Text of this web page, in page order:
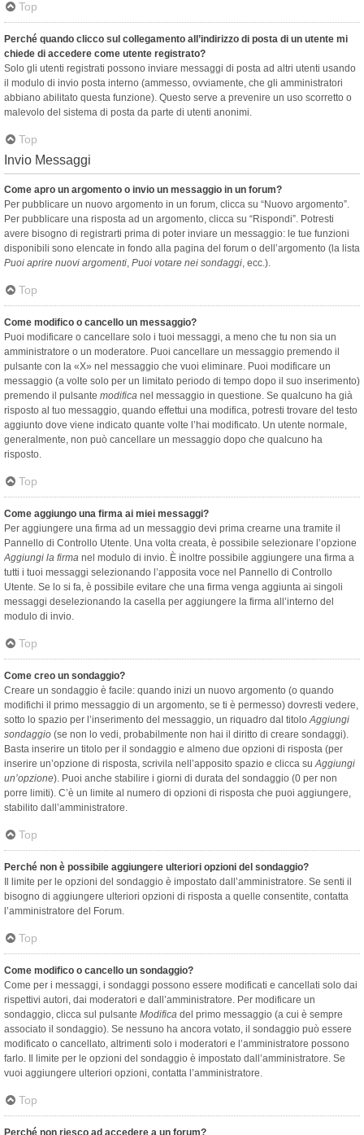
Top
Perché quando clicco sul collegamento all’indirizzo di posta di un utente mi
chiede di accedere come utente registrato?
Solo gli utenti registrati possono inviare messaggi di posta ad altri utenti usando
il modulo di invio posta interno (ammesso, ovviamente, che gli amministratori
abbiano abilitato questa funzione). Questo serve a prevenire un uso scorretto o
malevolo del sistema di posta da parte di utenti anonimi.
Top
Invio Messaggi
Come apro un argomento o invio un messaggio in un forum?
Per pubblicare un nuovo argomento in un forum, clicca su “Nuovo argomento”.
Per pubblicare una risposta ad un argomento, clicca su “Rispondi”. Potresti
avere bisogno di registrarti prima di poter inviare un messaggio: le tue funzioni
disponibili sono elencate in fondo alla pagina del forum o dell’argomento (la lista
Puoi aprire nuovi argomenti, Puoi votare nei sondaggi, ecc.).
Top
Come modifico o cancello un messaggio?
Puoi modificare o cancellare solo i tuoi messaggi, a meno che tu non sia un
amministratore o un moderatore. Puoi cancellare un messaggio premendo il
pulsante con la «X» nel messaggio che vuoi eliminare. Puoi modificare un
messaggio (a volte solo per un limitato periodo di tempo dopo il suo inserimento)
premendo il pulsante modifica nel messaggio in questione. Se qualcuno ha già
risposto al tuo messaggio, quando effettui una modifica, potresti trovare del testo
aggiunto dove viene indicato quante volte l’hai modificato. Un utente normale,
generalmente, non può cancellare un messaggio dopo che qualcuno ha
risposto.
Top
Come aggiungo una firma ai miei messaggi?
Per aggiungere una firma ad un messaggio devi prima crearne una tramite il
Pannello di Controllo Utente. Una volta creata, è possibile selezionare l’opzione
Aggiungi la firma nel modulo di invio. È inoltre possibile aggiungere una firma a
tutti i tuoi messaggi selezionando l’apposita voce nel Pannello di Controllo
Utente. Se lo si fa, è possibile evitare che una firma venga aggiunta ai singoli
messaggi deselezionando la casella per aggiungere la firma all’interno del
modulo di invio.
Top
Come creo un sondaggio?
Creare un sondaggio è facile: quando inizi un nuovo argomento (o quando
modifichi il primo messaggio di un argomento, se ti è permesso) dovresti vedere,
sotto lo spazio per l’inserimento del messaggio, un riquadro dal titoloAggiungi
sondaggio (se non lo vedi, probabilmente non hai il diritto di creare sondaggi).
Basta inserire un titolo per il sondaggio e almeno due opzioni di risposta (per
inserire un’opzione di risposta, scrivila nell’apposito spazio e clicca suAggiungi
un’opzione). Puoi anche stabilire i giorni di durata del sondaggio (0 per non
porre limiti). C’è un limite al numero di opzioni di risposta che puoi aggiungere,
stabilito dall’amministratore.
Top
Perché non è possibile aggiungere ulteriori opzioni del sondaggio?
Il limite per le opzioni del sondaggio è impostato dall’amministratore. Se senti il
bisogno di aggiungere ulteriori opzioni di risposta a quelle consentite, contatta
l’amministratore del Forum.
Top
Come modifico o cancello un sondaggio?
Come per i messaggi, i sondaggi possono essere modificati e cancellati solo dai
rispettivi autori, dai moderatori e dall’amministratore. Per modificare un
sondaggio, clicca sul pulsante Modifica del primo messaggio (a cui è sempre
associato il sondaggio). Se nessuno ha ancora votato, il sondaggio può essere
modificato o cancellato, altrimenti solo i moderatori e l’amministratore possono
farlo. Il limite per le opzioni del sondaggio è impostato dall’amministratore. Se
vuoi aggiungere ulteriori opzioni, contatta l’amministratore.
Top
Perché non riesco ad accedere a un forum?